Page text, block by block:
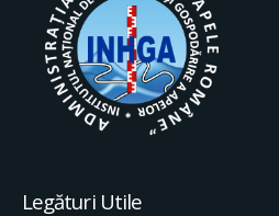
Legături Utile